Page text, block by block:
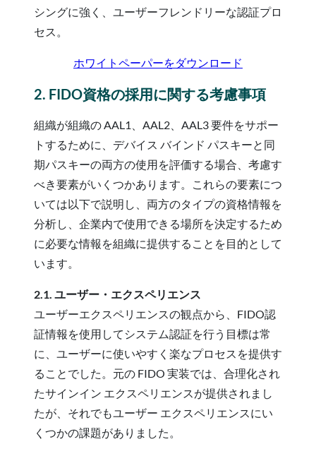
シングに強く、ユーザーフレンドリーな認証プロ
セス。
ホワイトペーパーをダウンロード
2. FIDO資格の採用に関する考慮事項
組織が組織の AAL1、AAL2、AAL3 要件をサポー
トするために、デバイス バインド パスキーと同
期パスキーの両方の使用を評価する場合、考慮す
べき要素がいくつかあります。これらの要素につ
いては以下で説明し、両方のタイプの資格情報を
分析し、企業内で使用できる場所を決定するため
に必要な情報を組織に提供することを目的として
います。
2.1. ユーザー・エクスペリエンス
ユーザーエクスペリエンスの観点から、FIDO認
証情報を使用してシステム認証を行う目標は常
に、ユーザーに使いやすく楽なプロセスを提供す
ることでした。元の FIDO 実装では、合理化され
たサインイン エクスペリエンスが提供されまし
たが、それでもユーザー エクスペリエンスにい
くつかの課題がありました。